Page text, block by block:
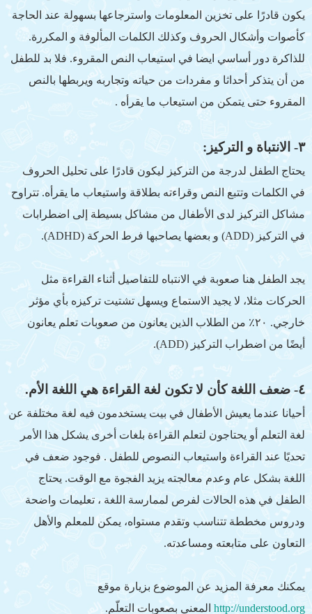
يكون قادرًا على تخزين المعلومات واسترجاعها بسهولة عند الحاجة
كأصوات وأشكال الحروف وكذلك الكلمات المألوفة و المكررة.
للذاكرة دور أساسي ايضا في استيعاب النص المقروء. فلا بد للطفل
من أن يتذكر أحداثا و مفردات من حياته وتجاربه ويربطها بالنص
المقروء حتى يتمكن من استيعاب ما يقرأه .
٣- الانتباة و التركيز:
يحتاج الطفل لدرجة من التركيز ليكون قادرًا على تحليل الحروف
في الكلمات وتتبع النص وقراءته بطلاقة واستيعاب ما يقرأه. تتراوح
مشاكل التركيز لدى الأطفال من مشاكل بسيطة إلى اضطرابات
في التركيز (ADD) و بعضها يصاحبها فرط الحركة (ADHD).
يجد الطفل هنا صعوبة في الانتباه للتفاصيل أثناء القراءة مثل
الحركات مثلا، لا يجيد الاستماع ويسهل تشتيت تركيزه بأي مؤثر
خارجي. ٢٠٪‏ من الطلاب الذين يعانون من صعوبات تعلم يعانون
أيضًا من اضطراب التركيز (ADD).
٤- ضعف اللغة كأن لا تكون لغة القراءة هي اللغة الأم.
أحيانا عندما يعيش الأطفال في بيت يستخدمون فيه لغة مختلفة عن
لغة التعلم أو يحتاجون لتعلم القراءة بلغات أخرى يشكل هذا الأمر
تحديًا عند القراءة واستيعاب النصوص للطفل . فوجود ضعف في
اللغة بشكل عام وعدم معالجته يزيد الفجوة مع الوقت. يحتاج
الطفل في هذه الحالات لفرص لممارسة اللغة ، تعليمات واضحة
ودروس مخططة تتناسب وتقدم مستواه، يمكن للمعلم والأهل
التعاون على متابعته ومساعدته.
يمكنك معرفة المزيد عن الموضوع بزيارة موقع
http://understood.org المعني بصعوبات التعلّم.